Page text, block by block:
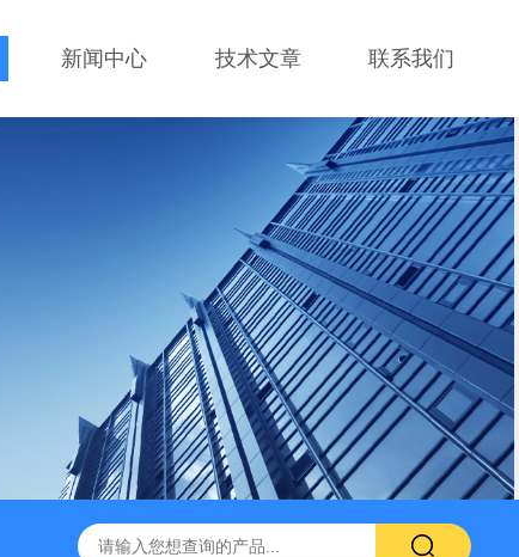
新闻中心 技术文章 联系我们
复合绝缘子拉力试验机 矿用电缆打压设备 超低频耐